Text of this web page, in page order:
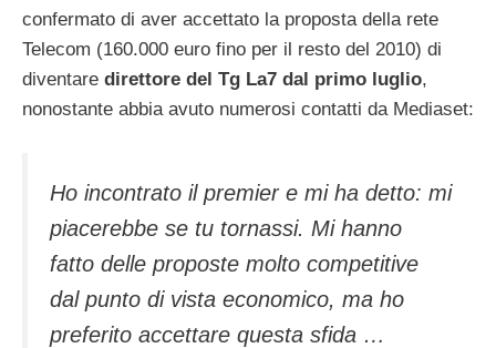
confermato di aver accettato la proposta della rete
Telecom (160.000 euro fino per il resto del 2010) di
diventare direttore del Tg La7 dal primo luglio,
nonostante abbia avuto numerosi contatti da Mediaset:
Ho incontrato il premier e mi ha detto: mi
piacerebbe se tu tornassi. Mi hanno
fatto delle proposte molto competitive
dal punto di vista economico, ma ho
preferito accettare questa sfida …